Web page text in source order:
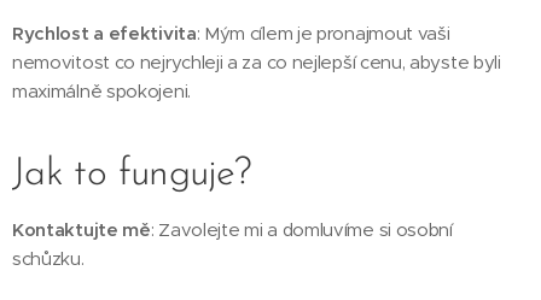
Rychlost a efektivita: Mým cílem je pronajmout vaši
nemovitost co nejrychleji a za co nejlepší cenu, abyste byli
maximálně spokojeni.
Jak to funguje?
Kontaktujte mě: Zavolejte mi a domluvíme si osobní
schůzku.